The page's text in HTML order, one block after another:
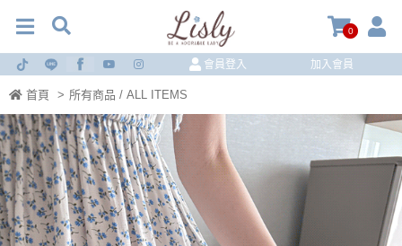
0
會員登入 加入會員
首頁 > 所有商品 / ALL ITEMS